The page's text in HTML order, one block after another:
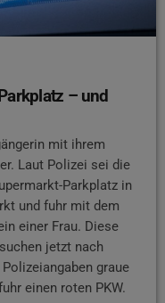
– und
mit ihrem
Laut Polizei sei die
Parkplatz in
und fuhr mit dem
einer Frau. Diese
jetzt nach
graue
einen roten PKW.